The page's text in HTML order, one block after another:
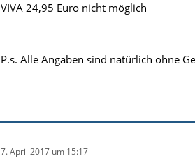
VIVA 24,95 Euro nicht möglich
P.s. Alle Angaben sind natürlich ohne
7. April 2017 um 15:17